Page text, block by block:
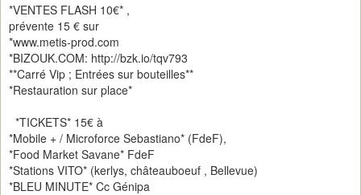
*VENTES FLASH 10€* ,
prévente 15 € sur
*www.metis-prod.com
*BIZOUK.COM: http://bzk.io/tqv793
**Carré Vip ; Entrées sur bouteilles**
*Restauration sur place*
*TICKETS* 15€ à
*Mobile + / Microforce Sebastiano* (FdeF),
*Food Market Savane* FdeF
*Stations VITO* (kerlys, châteauboeuf , Bellevue)
*BLEU MINUTE* Cc Génipa